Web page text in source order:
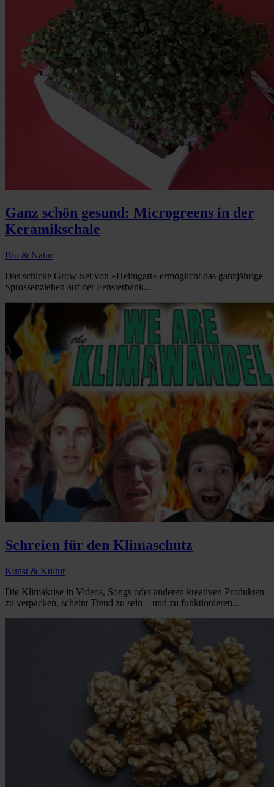
Ganz schön gesund: Microgreens in der
Keramikschale
Bio & Natur
Das schicke Grow-Set von »Heimgart« ermöglicht das ganzjährige
Sprossenziehen auf der Fensterbank...
Schreien für den Klimaschutz
Kunst & Kultur
Die Klimakrise in Videos, Songs oder anderen kreativen Produkten
zu verpacken, scheint Trend zu sein – und zu funktionieren...